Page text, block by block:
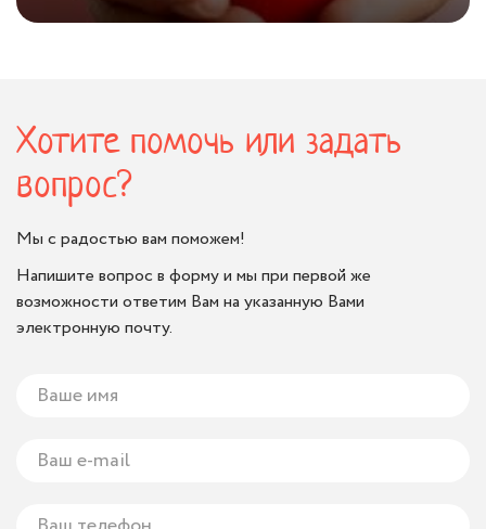
Хотите помочь или задать
вопрос?
Мы с радостью вам поможем!
Напишите вопрос в форму и мы при первой же
возможности ответим Вам на указанную Вами
электронную почту.